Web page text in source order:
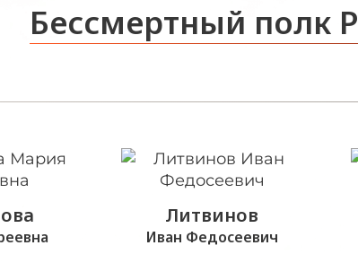
Бессмертный полк
Литвинов
Иван Федосеевич